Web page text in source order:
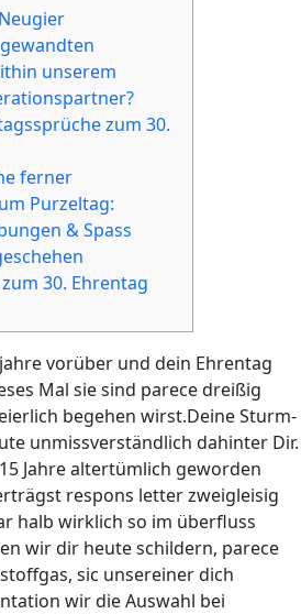
unserem
zum 30.
ferner
Purzeltag:
& Spass
30. Ehrentag
vorüber und dein Ehrentag
Mal sie sind parece dreißig
begehen wirst.Deine Sturm-
unmissverständlich dahinter Dir.
Jahre altertümlich geworden
respons letter zweigleisig
halb wirklich so im überfluss
wir dir heute schildern, parece
sic unsereiner dich
wir die Auswahl bei